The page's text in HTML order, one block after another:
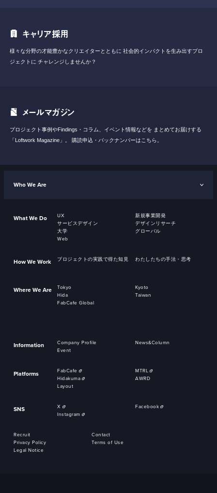
キャリア採用
様々な分野の才能豊かなクリエイターとともに 社会的インパクトを生み出すプロ
ジェクトに チャレンジしませんか？
メールマガジン
プロジェクト事例やFindings・コラム、イベント情報などを まとめてお届けする
「Loftwork Magazine」。
購読申込・バックナンバーはこちら。
Who We Are
What We Do UX
新規事業開発
サービスデザイン
デザインリサーチ
大学
グローバル
Web
How We Work プロジェクトの実践で得た知見 わたしたちの手法・思考
Where We Are Tokyo
Kyoto
Hida
Taiwan
FabCafe Global
Information Company Profile
News&Column
Event
Platforms FabCafe
MTRL
Hidakuma
AWRD
Layout
SNS X
Facebook
Instagram
Recruit
Contact
Privacy Policy
Terms of Use
Legal Notice